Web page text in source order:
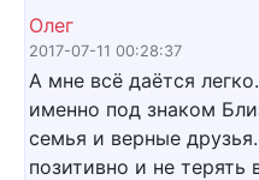
Олег
2017-07-11 00:28:37
А мне всё даётся
именно под знаком
семья и верные
позитивно и не терять